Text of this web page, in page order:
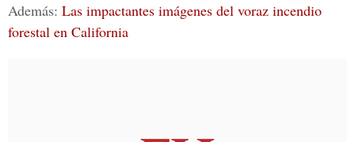
Además: Las impactantes imágenes del voraz incendio
forestal en California